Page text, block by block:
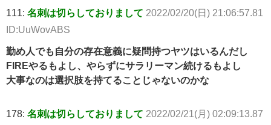
111: 名刺は切らしておりまして 2022/02/20(日) 21:06:57.81
ID:UuWovABS
勤め人でも自分の存在意義に疑問持つヤツはいるんだし
FIREやるもよし、やらずにサラリーマン続けるもよし
大事なのは選択肢を持てることじゃないのかな
178: 名刺は切らしておりまして 2022/02/21(月) 02:09:13.87